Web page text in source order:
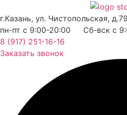
к
содержимому
г.Казань, ул. Чистопольская, д.79
пн-пт с 9:00-20:00 Сб-вск с
8 (917) 251-16-16
Заказать звонок